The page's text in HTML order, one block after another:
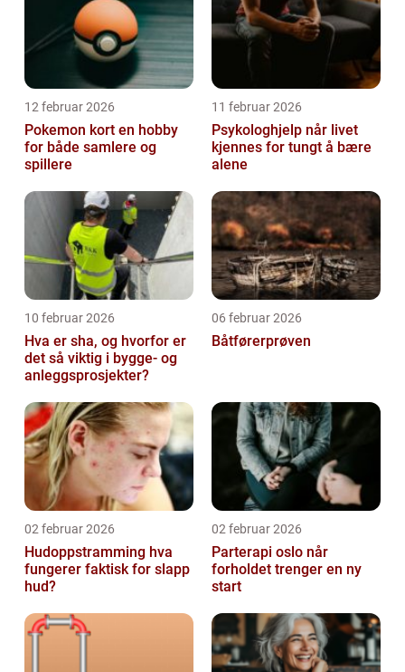
12 februar 2026
Pokemon kort en hobby
for både samlere og
spillere
11 februar 2026
Psykologhjelp når livet
kjennes for tungt å bære
alene
10 februar 2026
Hva er sha, og hvorfor er
det så viktig i bygge- og
anleggsprosjekter?
06 februar 2026
Båtførerprøven
02 februar 2026
Hudoppstramming hva
fungerer faktisk for slapp
hud?
02 februar 2026
Parterapi oslo når
forholdet trenger en ny
start